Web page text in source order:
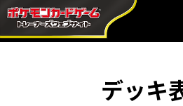
デッキ